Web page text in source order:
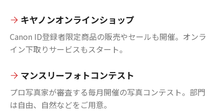
キヤノンオンラインショップ
Canon ID登録者限定商品の販売やセールも開催。オンラ
イン下取りサービスもスタート。
マンスリーフォトコンテスト
プロ写真家が審査する毎月開催の写真コンテスト。部門
は自由、自然などをご用意。